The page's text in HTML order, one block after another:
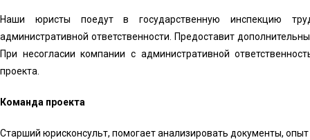
Наши юристы поедут в государственную инспекцию
административной ответственности. Предоставит
При несогласии компании с административной
проекта.
Команда проекта
Старший юрисконсульт, помогает анализировать документы,